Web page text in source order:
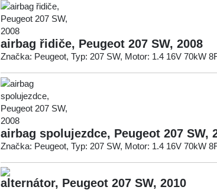
airbag řidiče, Peugeot 207 SW, 2008
Značka: Peugeot, Typ: 207 SW, Motor: 1.4 16V 70kW
airbag spolujezdce, Peugeot 207 SW,
Značka: Peugeot, Typ: 207 SW, Motor: 1.4 16V 70kW
alternátor, Peugeot 207 SW, 2010